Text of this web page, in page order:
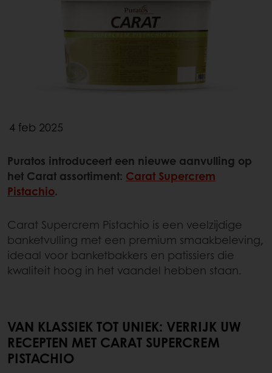
4 feb 2025
Puratos introduceert een nieuwe aanvulling op
het Carat assortiment: Carat Supercrem
Pistachio.
Carat Supercrem Pistachio is een veelzijdige
banketvulling met een premium smaakbeleving,
ideaal voor banketbakkers en patissiers die
kwaliteit hoog in het vaandel hebben staan.
VAN KLASSIEK TOT UNIEK: VERRIJK UW
RECEPTEN MET CARAT SUPERCREM
PISTACHIO